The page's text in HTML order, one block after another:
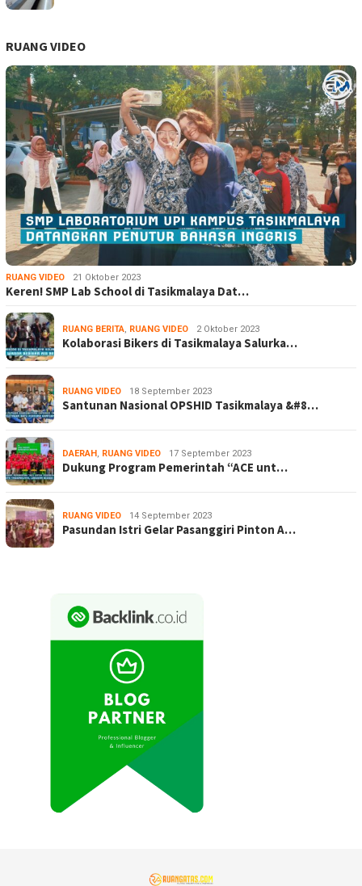
RUANG VIDEO
RUANG VIDEO 21 Oktober 2023
Keren! SMP Lab School di Tasikmalaya Dat…
RUANG BERITA, RUANG VIDEO 2 Oktober 2023
Kolaborasi Bikers di Tasikmalaya Salurka…
RUANG VIDEO 18 September 2023
Santunan Nasional OPSHID Tasikmalaya &#8…
DAERAH, RUANG VIDEO 17 September 2023
Dukung Program Pemerintah “ACE unt…
RUANG VIDEO 14 September 2023
Pasundan Istri Gelar Pasanggiri Pinton A…